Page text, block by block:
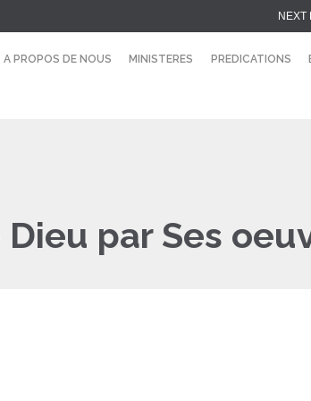
NEXT
A PROPOS DE NOUS MINISTERES PREDICATIONS
par Ses